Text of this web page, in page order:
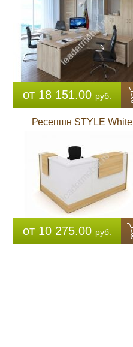
от 18 151.00 руб.
Ресепшн STYLE White
от 10 275.00 руб.